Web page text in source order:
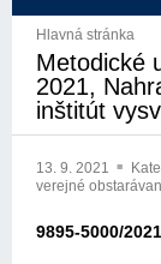
Hlavná stránka
Metodické
2021,
inštitút
13. 9. 2021
verejné
9895-5000/2021